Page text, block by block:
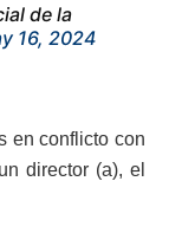
de la
16, 2024
en conflicto con
director (a), el